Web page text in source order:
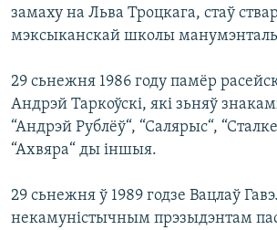
замаху на Льва Троцкага, стаў
мэксыканскай школы
29 сьнежня 1986 году памёр
Андрэй Таркоўскі, які зьняў
“Андрэй Рублёў“, “Салярыс“,
“Ахвяра“ ды іншыя.
29 сьнежня ў 1989 годзе Вацлаў
некамуністычным прэзыдэнтам